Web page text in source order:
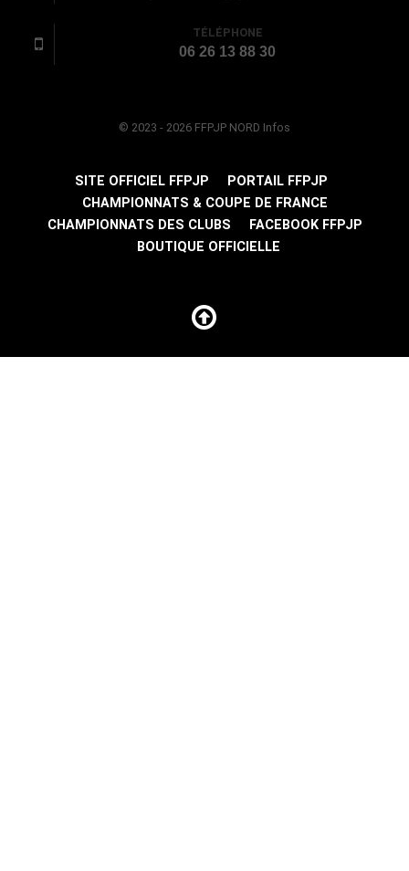
TÉLÉPHONE
06 26 13 88 30
© 2023 - 2026 FFPJP NORD Infos
SITE OFFICIEL FFPJP
PORTAIL FFPJP
CHAMPIONNATS & COUPE DE FRANCE
CHAMPIONNATS DES CLUBS
FACEBOOK FFPJP
BOUTIQUE OFFICIELLE